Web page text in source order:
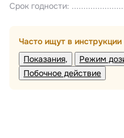
Срок годности:
Часто ищут в инструкции
Показания
Режим
Побочное действие